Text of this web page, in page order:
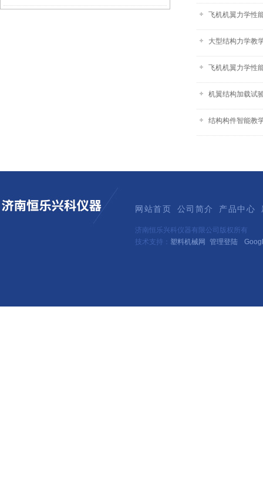
飞机机翼力学性
大型结构力学教
飞机机翼力学性
机翼结构加载试
结构构件智能教
网站首页 公司简介 产品中心
济南恒乐兴科仪器有限公司版权所有
技术支持： 塑料机械网 管理登陆